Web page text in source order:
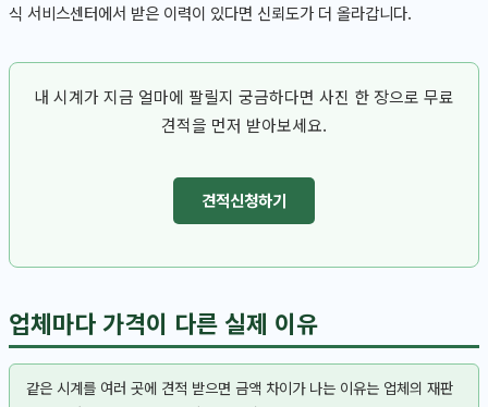
식 서비스센터에서 받은 이력이 있다면 신뢰도가 더 올라갑니다.
내 시계가 지금 얼마에 팔릴지 궁금하다면 사진 한 장으로 무료
견적을 먼저 받아보세요.
견적신청하기
업체마다 가격이 다른 실제 이유
같은 시계를 여러 곳에 견적 받으면 금액 차이가 나는 이유는 업체의 재판